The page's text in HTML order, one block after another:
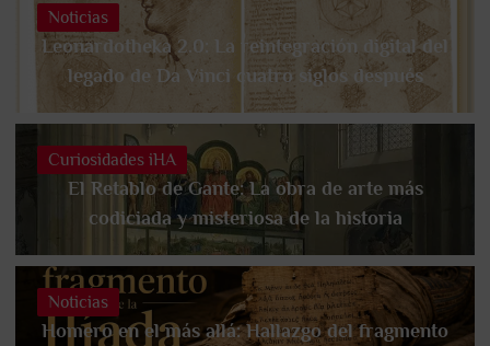
Noticias
Leonardotheka 2.0: La reintegración digital del
legado de Da Vinci cuatro siglos después
Curiosidades iHA
El Retablo de Gante: La obra de arte más
codiciada y misteriosa de la historia
Noticias
Homero en el más allá: Hallazgo del fragmento